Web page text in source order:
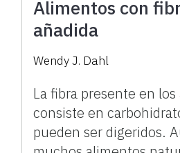
Alimentos con
añadida
Wendy J. Dahl
La fibra presente en
consiste en
pueden ser digeridos.